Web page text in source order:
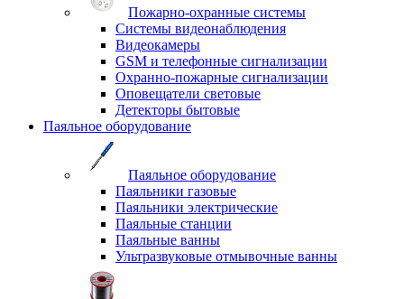
Пожарно-охранные системы
Системы видеонаблюдения
Видеокамеры
GSM и телефонные сигнализации
Охранно-пожарные сигнализации
Оповещатели световые
Детекторы бытовые
Паяльное оборудование
Паяльное оборудование
Паяльники газовые
Паяльники электрические
Паяльные станции
Паяльные ванны
Ультразвуковые отмывочные ванны